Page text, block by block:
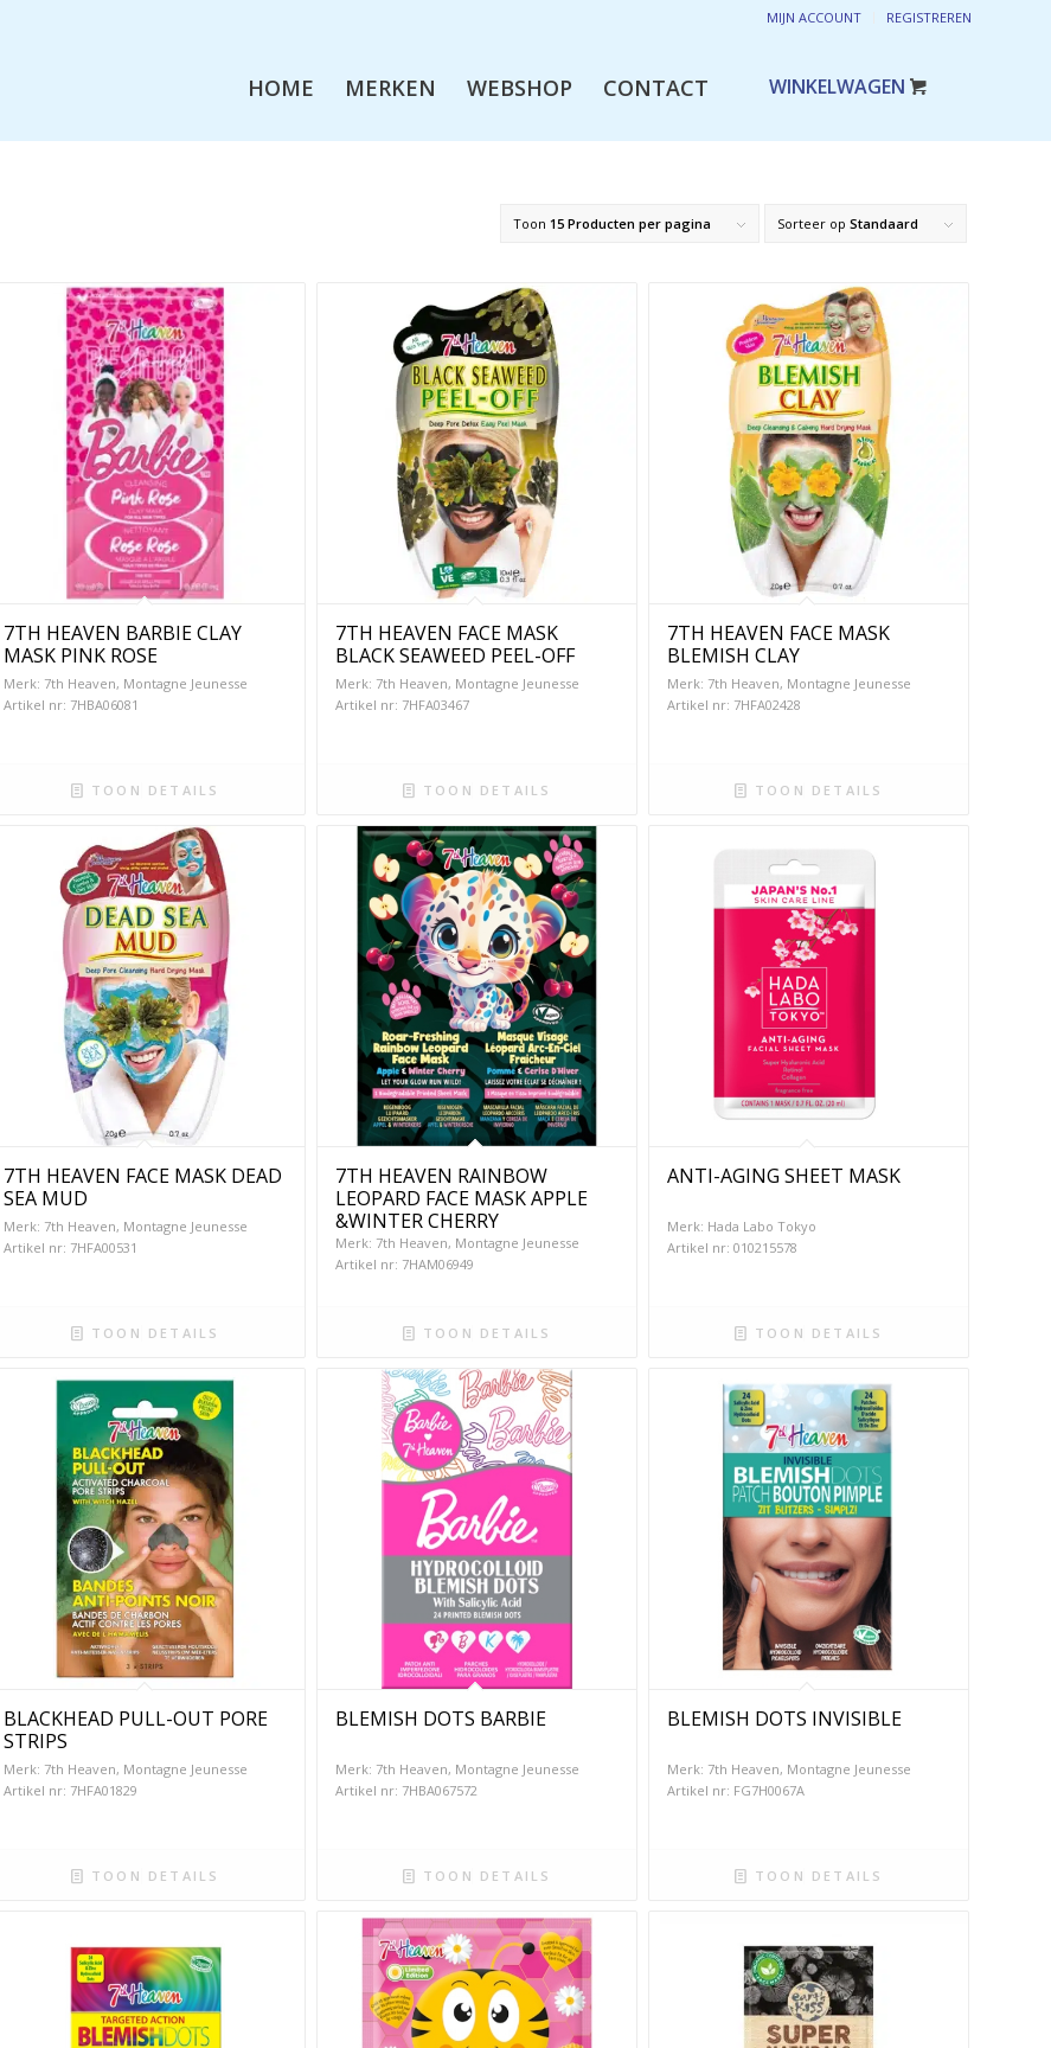
MIJN ACCOUNT REGISTREREN
HOME MERKEN WEBSHOP CONTACT
Sorteer op Standaard
Toon 15 Producten per pagina
7TH HEAVEN BARBIE CLAY
MASK PINK ROSE
Merk: 7th Heaven, Montagne Jeunesse
Artikel nr: 7HBA06081
TOON DETAILS
7TH HEAVEN FACE MASK
BLACK SEAWEED PEEL-OFF
Merk: 7th Heaven, Montagne Jeunesse
Artikel nr: 7HFA03467
TOON DETAILS
7TH HEAVEN FACE MASK
BLEMISH CLAY
Merk: 7th Heaven, Montagne Jeunesse
Artikel nr: 7HFA02428
TOON DETAILS
7TH HEAVEN FACE MASK DEAD
SEA MUD
Merk: 7th Heaven, Montagne Jeunesse
Artikel nr: 7HFA00531
TOON DETAILS
7TH HEAVEN RAINBOW
LEOPARD FACE MASK APPLE
&WINTER CHERRY
Merk: 7th Heaven, Montagne Jeunesse
Artikel nr: 7HAM06949
TOON DETAILS
ANTI-AGING SHEET MASK
Merk: Hada Labo Tokyo
Artikel nr: 010215578
TOON DETAILS
BLACKHEAD PULL-OUT PORE
STRIPS
Merk: 7th Heaven, Montagne Jeunesse
Artikel nr: 7HFA01829
TOON DETAILS
BLEMISH DOTS BARBIE
Merk: 7th Heaven, Montagne Jeunesse
Artikel nr: 7HBA067572
TOON DETAILS
BLEMISH DOTS INVISIBLE
Merk: 7th Heaven, Montagne Jeunesse
Artikel nr: FG7H0067A
TOON DETAILS